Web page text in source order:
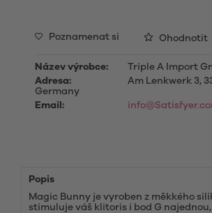
Poznamenat si Ohodnotit
Název výrobce:
Triple A Import
Adresa:
Am Lenkwerk 3,
Germany
Email:
Popis
Magic Bunny je vyroben z měkkého
stimuluje váš klitoris i bod G najednou,